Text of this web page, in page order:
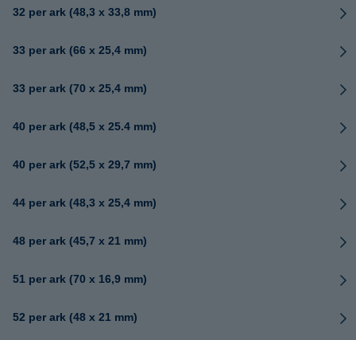
32 per ark (48,3 x 33,8 mm)
33 per ark (66 x 25,4 mm)
33 per ark (70 x 25,4 mm)
40 per ark (48,5 x 25.4 mm)
40 per ark (52,5 x 29,7 mm)
44 per ark (48,3 x 25,4 mm)
48 per ark (45,7 x 21 mm)
51 per ark (70 x 16,9 mm)
52 per ark (48 x 21 mm)